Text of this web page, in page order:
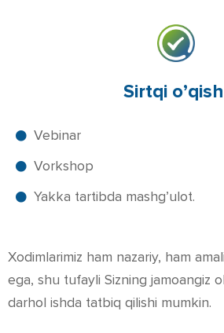
Sirtqi
Vebinar
Vorkshop
Yakka tartibda mashg’ulot.
Xodimlarimiz ham nazariy, ham
ega, shu tufayli Sizning jamoangiz
darhol ishda tatbiq qilishi mumkin.